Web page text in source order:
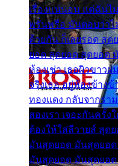
เรื่องแน่นอน แต่ฉันไ
พรั่นพรือ มันตอบว่าไ
ด้วยกัน ก็เลยรอด สุ
ยอด สุดยอด สุดยอด
ห้องเช่า เธอผิวขาว
จริงเธอ อยู่ห้องข้างข้
ทองแดง กลับจากรา
สองเรา เจอะกันครั้ง
ต้องให้ใส่ลีวายส์ สุด
มันสุดยอด มันสุดยอ
มันสุดยอด มันสุดยอ